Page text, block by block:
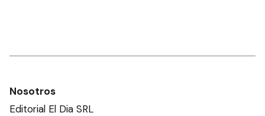
Nosotros
Editorial El Dia SRL